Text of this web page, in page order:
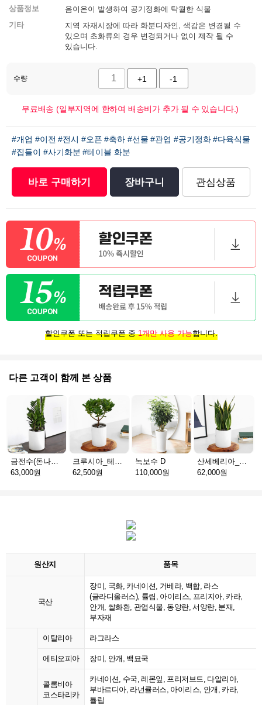
상품정보
음이온이 발생하여 공기정화에 탁월한 식물
기타
지역 자재시장에 따라 화분디자인, 색감은 변경될 수
있으며 초화류의 경우 변경되거나 없이 제작 될 수
있습니다.
수량 +1 -1
무료배송 (일부지역에 한하여 배송비가 추가 될 수 있습니다.)
#개업 #이전 #전시 #오픈 #축하 #선물 #관엽 #공기정화 #다육식물
#집들이 #사기화분 #테이블 화분
바로 구매하기 장바구니 관심상품
할인쿠폰 또는 적립쿠폰 중1개만 사용 가능합니다.
다른 고객이 함께 본 상품
금전수(돈나무)_테이블용 F
63,000원
크루시아_테이블용 C
62,500원
녹보수 D
110,000원
산세베리아_테이블용 H
62,000원
원산지 품목
국산
장미, 국화, 카네이션, 거베라, 백합, 라스
(글라디올러스), 튤립, 아이리스, 프리지아, 카라,
안개, 쌀화환, 관엽식물, 동양란, 서양란, 분재,
부자재
이탈리아 라그라스
에티오피아 장미, 안개, 백묘국
콜롬비아
코스타리카
카네이션, 수국, 레몬잎, 프리저브드, 다알리아,
부바르디아, 라넌큘러스, 아이리스, 안개, 카라,
튤립